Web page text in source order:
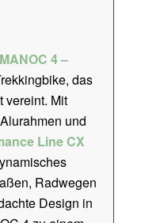
4 –
das
vereint. Mit
und
Line CX
Radwegen
Design in